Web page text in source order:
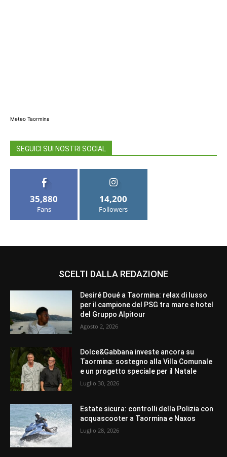
Meteo Taormina
SEGUICI SUI NOSTRI SOCIAL
35,880
Fans
14,200
Followers
SCELTI DALLA REDAZIONE
Desiré Doué a Taormina: relax di lusso
per il campione del PSG tra mare e hotel
del Gruppo Alpitour
Agosto 2, 2026
Dolce&Gabbana investe ancora su
Taormina: sostegno alla Villa Comunale
e un progetto speciale per il Natale
Luglio 30, 2026
Estate sicura: controlli della Polizia con
acquascooter a Taormina e Naxos
Luglio 28, 2026